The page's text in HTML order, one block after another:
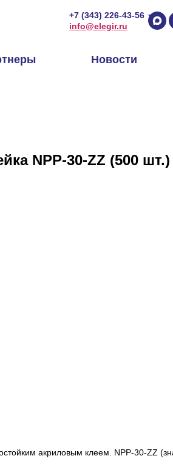
+7 (343) 226-43-56
info@elegir.ru
Новости
NPP-30-ZZ (500 шт.)
акриловым клеем. NPP-30-ZZ